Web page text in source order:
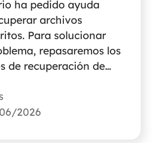
ha pedido ayuda
archivos
Para solucionar
repasaremos los
de recuperación de
para restaurar
sobrescritos en una
2026